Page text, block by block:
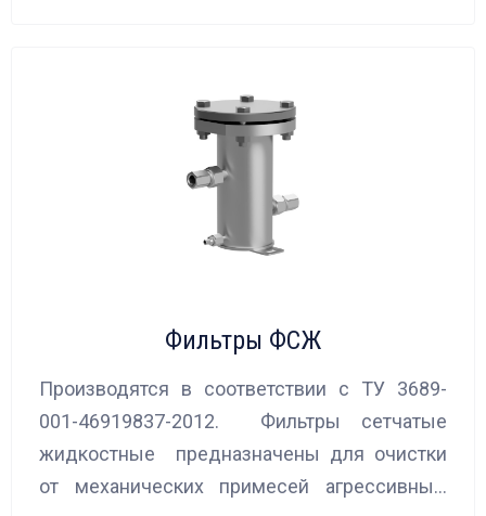
Фильтры ФСЖ
Производятся в соответствии с ТУ 3689-
001-46919837-2012. Фильтры сетчатые
жидкостные предназначены для очистки
от механических примесей агрессивных,